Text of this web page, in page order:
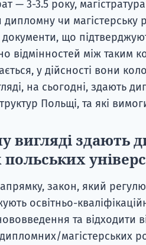
— 3-3.5 року,
дипломну чи магістерську
що
відмінностей між таким
у дійсності вони
на сьогодні, здають
Польщі, та які
вигляді здають
польських
закон, який
освітньо-
та відходити
магістерських